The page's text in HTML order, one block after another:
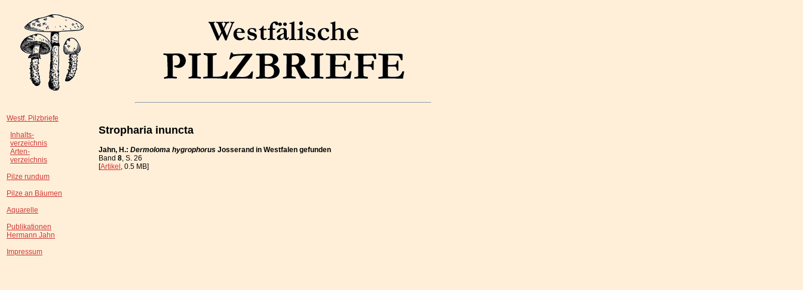
Westf. Pilzbriefe
Inhalts-
verzeichnis
Arten-
verzeichnis
Pilze rundum
Pilze an Bäumen
Aquarelle
Publikationen
Hermann Jahn
Impressum
Stropharia inuncta
Jahn, H.: Dermoloma hygrophorus Josserand in Westfalen gefunden
Band 8, S. 26
[Artikel, 0.5 MB]